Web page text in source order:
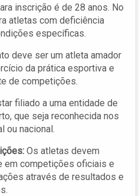
inscrição é de 28 anos. No
atletas com deficiência
específicas.
deve ser um atleta amador
da prática esportiva e
de competições.
filiado a uma entidade de
que seja reconhecida nos
ou nacional.
Os atletas devem
em competições oficiais e
através de resultados e